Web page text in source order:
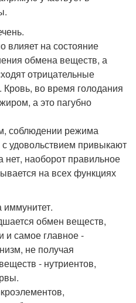
влияет на состояние
обмена веществ, а
отрицательные
во время голодания
а это пагубно
соблюдении режима
с удовольствием привыкают
нет, наоборот правильное
на всех функциях
иммунитет.
обмен веществ,
и самое главное -
не получая
- нутриентов,